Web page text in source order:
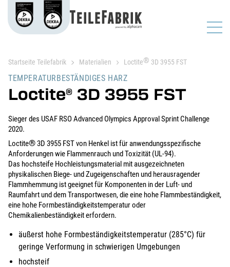
Startseite Teilefabrik Materialien Loctite® 3D 3955 FST
TEMPERATURBESTÄNDIGES HARZ
Loctite® 3D 3955 FST
Sieger des USAF RSO Advanced Olympics Approval Sprint Challenge
2020.
Loctite®3D 3955 FST von Henkel ist für anwendungsspezifische
Anforderungen wie Flammenrauch und Toxizität (UL-94).
Das hochsteife Hochleistungsmaterial mit ausgezeichneten
physikalischen Biege- und Zugeigenschaften und herausragender
Flammhemmung ist geeignet für Komponenten in der Luft- und
Raumfahrt und dem Transportwesen, die eine hohe Flammbeständigkeit,
eine hohe Formbeständigkeitstemperatur oder
Chemikalienbeständigkeit erfordern.
äußerst hohe Formbeständigkeitstemperatur (285°C) für
geringe Verformung in schwierigen Umgebungen
hochsteif